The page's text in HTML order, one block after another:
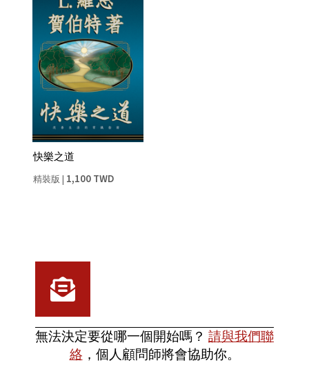
快樂之道
精裝版| 1,100 TWD
無法決定要從哪一個開始嗎？ 請與我們聯
絡，個人顧問師將會協助你。